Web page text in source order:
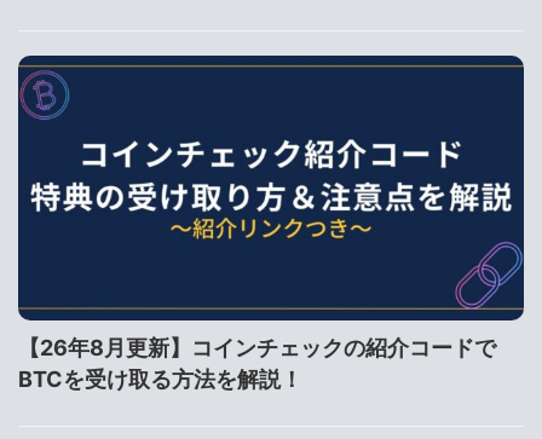
【26年8月更新】コインチェックの紹介コードで
BTCを受け取る方法を解説！